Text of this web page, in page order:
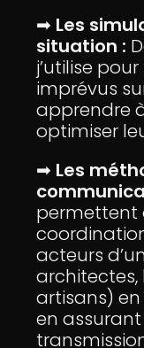
➡ Les
situation :
j’utilise
imprévus
apprendre
optimiser
➡ Les
permettent
acteurs
architectes,
artisans)
en